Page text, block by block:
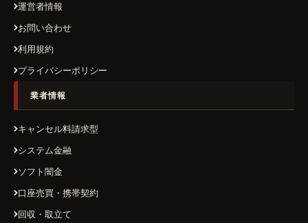
運営者情報
お問い合わせ
利用規約
プライバシーポリシー
業者情報
キャンセル料請求型
システム金融
ソフト闇金
口座売買・携帯契約
回収・取立て